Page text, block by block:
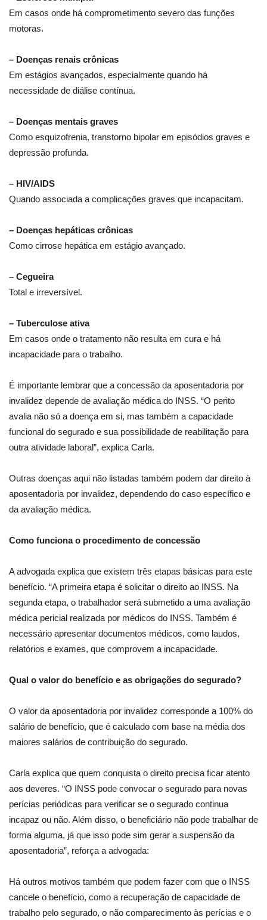
Em casos onde há comprometimento severo das funções
motoras.
– Doenças renais crônicas
Em estágios avançados, especialmente quando há
necessidade de diálise contínua.
– Doenças mentais graves
Como esquizofrenia, transtorno bipolar em episódios graves e
depressão profunda.
– HIV/AIDS
Quando associada a complicações graves que incapacitam.
– Doenças hepáticas crônicas
Como cirrose hepática em estágio avançado.
– Cegueira
Total e irreversível.
– Tuberculose ativa
Em casos onde o tratamento não resulta em cura e há
incapacidade para o trabalho.
É importante lembrar que a concessão da aposentadoria por
invalidez depende de avaliação médica do INSS. “O perito
avalia não só a doença em si, mas também a capacidade
funcional do segurado e sua possibilidade de reabilitação para
outra atividade laboral”, explica Carla.
Outras doenças aqui não listadas também podem dar direito à
aposentadoria por invalidez, dependendo do caso específico e
da avaliação médica.
Como funciona o procedimento de concessão
A advogada explica que existem três etapas básicas para este
benefício. “A primeira etapa é solicitar o direito ao INSS. Na
segunda etapa, o trabalhador será submetido a uma avaliação
médica pericial realizada por médicos do INSS. Também é
necessário apresentar documentos médicos, como laudos,
relatórios e exames, que comprovem a incapacidade.
Qual o valor do benefício e as obrigações do segurado?
O valor da aposentadoria por invalidez corresponde a 100% do
salário de benefício, que é calculado com base na média dos
maiores salários de contribuição do segurado.
Carla explica que quem conquista o direito precisa ficar atento
aos deveres. “O INSS pode convocar o segurado para novas
perícias periódicas para verificar se o segurado continua
incapaz ou não. Além disso, o beneficiário não pode trabalhar de
forma alguma, já que isso pode sim gerar a suspensão da
aposentadoria”, reforça a advogada:
Há outros motivos também que podem fazer com que o INSS
cancele o benefício, como a recuperação de capacidade de
trabalho pelo segurado, o não comparecimento às perícias e o